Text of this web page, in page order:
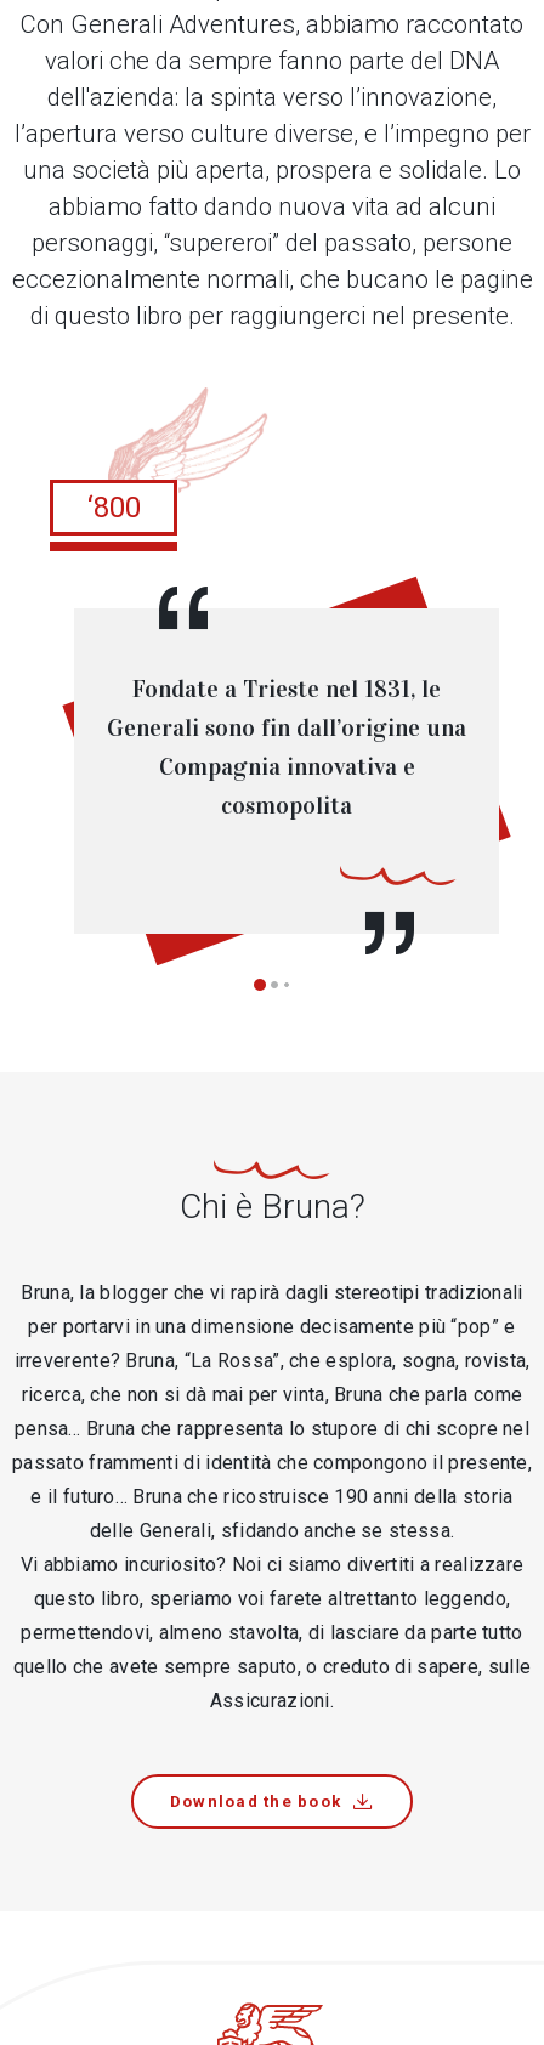
Con Generali Adventures, abbiamo raccontato
valori che da sempre fanno parte del DNA
dell'azienda: la spinta verso l’innovazione,
l’apertura verso culture diverse, e l’impegno per
una società più aperta, prospera e solidale. Lo
abbiamo fatto dando nuova vita ad alcuni
personaggi, “supereroi” del passato, persone
eccezionalmente normali, che bucano le pagine
di questo libro per raggiungerci nel presente.
‘800
Fondate a Trieste nel 1831, le
Generali sono fin dall’origine una
Compagnia innovativa e
cosmopolita
Chi è Bruna?
Bruna, la blogger che vi rapirà dagli stereotipi tradizionali
per portarvi in una dimensione decisamente più “pop” e
irreverente? Bruna, “La Rossa”, che esplora, sogna, rovista,
ricerca, che non si dà mai per vinta, Bruna che parla come
pensa… Bruna che rappresenta lo stupore di chi scopre nel
passato frammenti di identità che compongono il presente,
e il futuro… Bruna che ricostruisce 190 anni della storia
delle Generali, sfidando anche se stessa.
Vi abbiamo incuriosito? Noi ci siamo divertiti a realizzare
questo libro, speriamo voi farete altrettanto leggendo,
permettendovi, almeno stavolta, di lasciare da parte tutto
quello che avete sempre saputo, o creduto di sapere, sulle
Assicurazioni.
Download the book